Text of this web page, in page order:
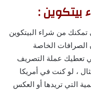
بيتكوين:
تمكنك من شراء البيتكوين
الصرافات الخاصة
تعطيك عملة التصريف
، لو كنت في أمريكا
التي تريدها أو العكس